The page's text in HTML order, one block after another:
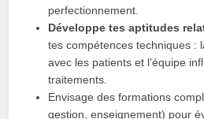
perfectionnement.
Développe tes aptitudes
tes compétences techniques :
avec les patients et l’équipe
traitements.
Envisage des formations
gestion, enseignement) pour